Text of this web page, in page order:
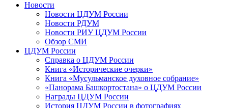
Новости
Новости ЦДУМ России
Новости РДУМ
Новости РИУ ЦДУМ России
Обзор СМИ
ЦДУМ России
Справка о ЦДУМ России
Книга «Исторические очерки»
Книга «Мусульманское духовное собрание»
«Панорама Башкортостана» о ЦДУМ России
Награды ЦДУМ России
История ЦДУМ России в фотографиях